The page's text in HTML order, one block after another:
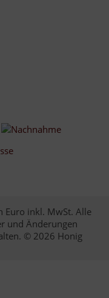
Euro inkl. MwSt. Alle
und Änderungen
© 2026 Honig